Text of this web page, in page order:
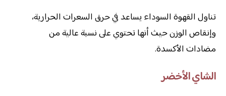
تناول القهوة السوداء يساعد في حرق السعرات الحرارية،
وإنقاص الوزن حيث أنها تحتوي على نسبة عالية من
مضادات الأكسدة.
الشاي الأخضر